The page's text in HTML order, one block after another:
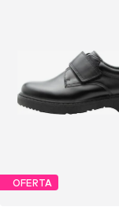
OFERTA